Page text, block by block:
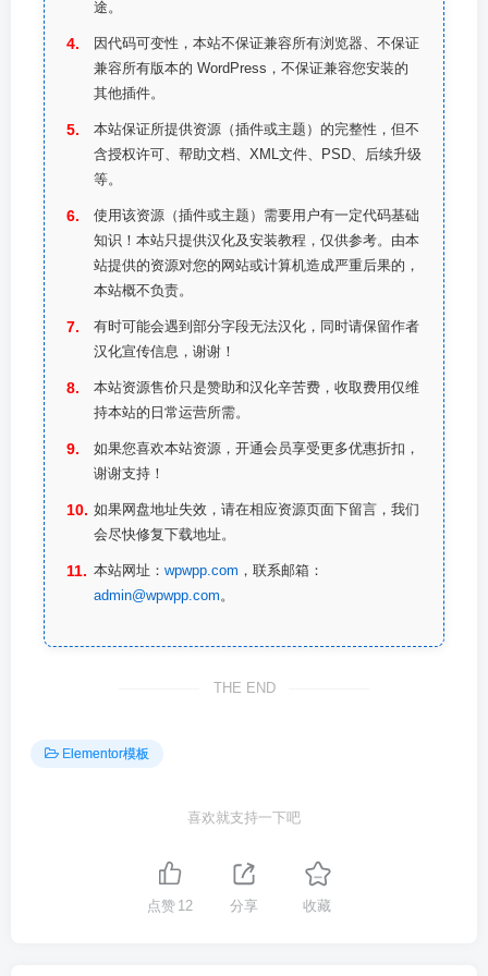
途。
因代码可变性，本站不保证兼容所有浏览器、不保证
兼容所有版本的 WordPress，不保证兼容您安装的
其他插件。
本站保证所提供资源（插件或主题）的完整性，但不
含授权许可、帮助文档、XML文件、PSD、后续升级
等。
使用该资源（插件或主题）需要用户有一定代码基础
知识！本站只提供汉化及安装教程，仅供参考。由本
站提供的资源对您的网站或计算机造成严重后果的，
本站概不负责。
有时可能会遇到部分字段无法汉化，同时请保留作者
汉化宣传信息，谢谢！
本站资源售价只是赞助和汉化辛苦费，收取费用仅维
持本站的日常运营所需。
如果您喜欢本站资源，开通会员享受更多优惠折扣，
谢谢支持！
如果网盘地址失效，请在相应资源页面下留言，我们
会尽快修复下载地址。
本站网址： wpwpp.com ，联系邮箱：
admin@wpwpp.com 。
THE END
Elementor模板
喜欢就支持一下吧
点赞 12 分享 收藏